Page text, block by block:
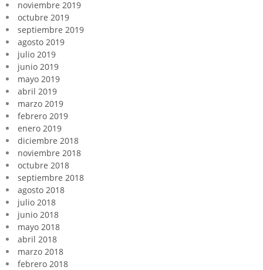
noviembre 2019
octubre 2019
septiembre 2019
agosto 2019
julio 2019
junio 2019
mayo 2019
abril 2019
marzo 2019
febrero 2019
enero 2019
diciembre 2018
noviembre 2018
octubre 2018
septiembre 2018
agosto 2018
julio 2018
junio 2018
mayo 2018
abril 2018
marzo 2018
febrero 2018